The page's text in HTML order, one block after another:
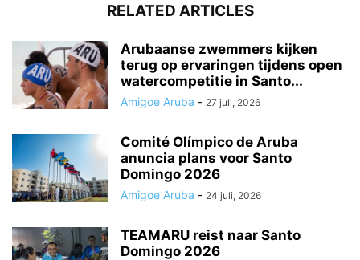
RELATED ARTICLES
Arubaanse zwemmers kijken
terug op ervaringen tijdens open
watercompetitie in Santo...
Amigoe Aruba - 27 juli, 2026
Comité Olímpico de Aruba
anuncia plans voor Santo
Domingo 2026
Amigoe Aruba - 24 juli, 2026
TEAMARU reist naar Santo
Domingo 2026